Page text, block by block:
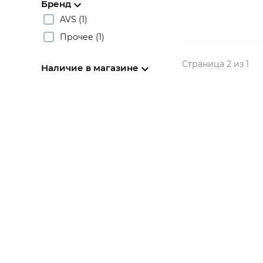
Бренд
AVS (1)
Прочее (1)
Наличие в магазине Страница 2 из 1